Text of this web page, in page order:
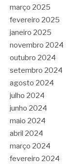
março 2025
fevereiro 2025
janeiro 2025
novembro 2024
outubro 2024
setembro 2024
agosto 2024
julho 2024
junho 2024
maio 2024
abril 2024
março 2024
fevereiro 2024